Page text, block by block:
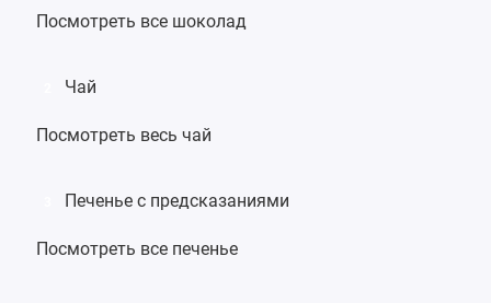
Посмотреть все шоколад
Чай
Посмотреть весь чай
Печенье с предсказаниями
Посмотреть все печенье